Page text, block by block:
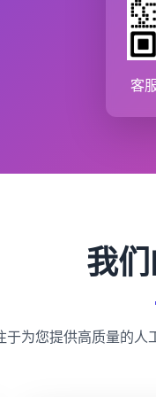
客
我
于为您提供高质量的人